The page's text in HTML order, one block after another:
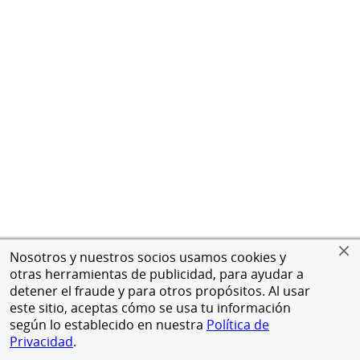
Nosotros y nuestros socios usamos cookies y
otras herramientas de publicidad, para ayudar a
detener el fraude y para otros propósitos. Al usar
este sitio, aceptas cómo se usa tu información
según lo establecido en nuestra Política de
Privacidad.